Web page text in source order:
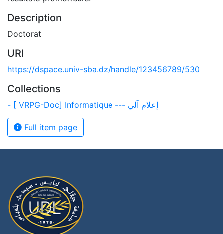
Description
Doctorat
URI
https://dspace.univ-sba.dz/handle/123456789/530
Collections
- [ VRPG-Doc] Informatique --- إعلام آلي
Full item page